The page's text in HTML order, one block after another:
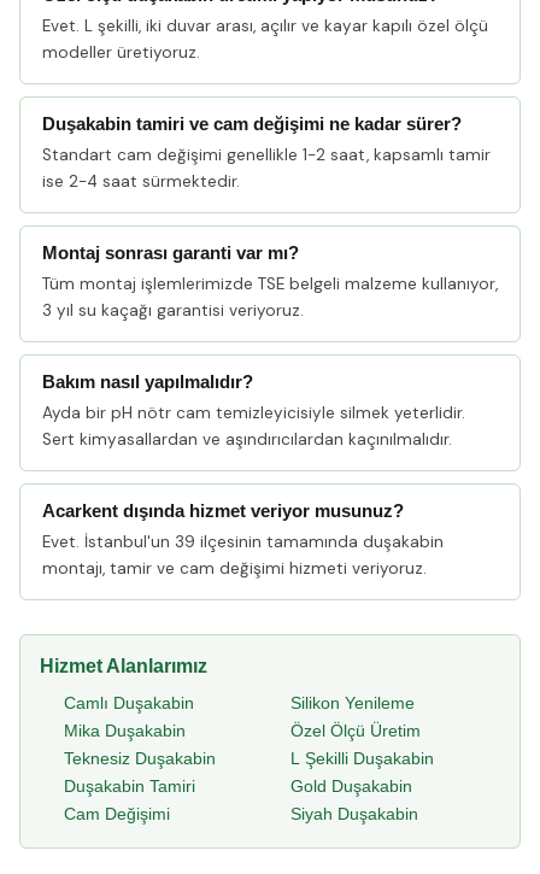
Evet. L şekilli, iki duvar arası, açılır ve kayar kapılı özel ölçü
modeller üretiyoruz.
Duşakabin tamiri ve cam değişimi ne kadar sürer?
Standart cam değişimi genellikle 1-2 saat, kapsamlı tamir
ise 2-4 saat sürmektedir.
Montaj sonrası garanti var mı?
Tüm montaj işlemlerimizde TSE belgeli malzeme kullanıyor,
3 yıl su kaçağı garantisi veriyoruz.
Bakım nasıl yapılmalıdır?
Ayda bir pH nötr cam temizleyicisiyle silmek yeterlidir.
Sert kimyasallardan ve aşındırıcılardan kaçınılmalıdır.
Acarkent dışında hizmet veriyor musunuz?
Evet. İstanbul'un 39 ilçesinin tamamında duşakabin
montajı, tamir ve cam değişimi hizmeti veriyoruz.
Hizmet Alanlarımız
Camlı Duşakabin
Mika Duşakabin
Teknesiz Duşakabin
Duşakabin Tamiri
Cam Değişimi
Silikon Yenileme
Özel Ölçü Üretim
L Şekilli Duşakabin
Gold Duşakabin
Siyah Duşakabin